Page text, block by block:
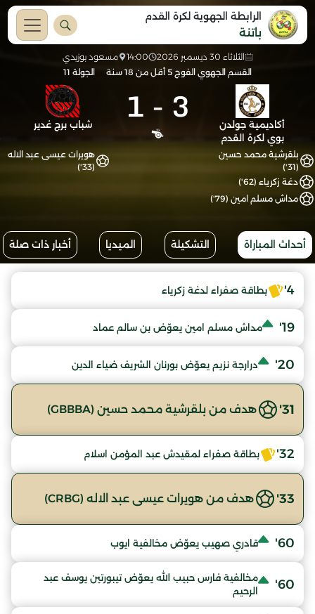
الرابطة الجهوية لكرة القدم
باتنة
الثلاثاء 30 ديسمبر 2026 14:00
مسعود بوزيدي
القسم الجهوي الفوج 5 أقل من 18 سنة
الجولة 11
أكاديمية جولدن
بوي لكرة القدم
3
-
1 شباب برج غدير
بلقرشية محمد حسين
(31')
دغة زكرياء (62')
مداش مسلم امين (79')
هويرات عيسى عبد الاله
(33')
أحداث المباراة التشكيلة الميديا أخبار ذات صلة
4' بطاقة صفراء لدغة زكرياء
19' مداش مسلم امين يعوّض بن سالم عماد
20' درارجة نزيم يعوّض بورنان الشريف ضياء الدين
31' هدف من بلقرشية محمد حسين (GBBBA)
32' بطاقة صفراء لمقيدش عبد المؤمن اسلام
33' هدف من هويرات عيسى عبد الاله (CRBG)
60' قادري صهيب يعوّض مخالفية ايوب
60'
مخالفية فارس حبيب الله يعوّض تيبورتين يوسف عبد
الرحيم